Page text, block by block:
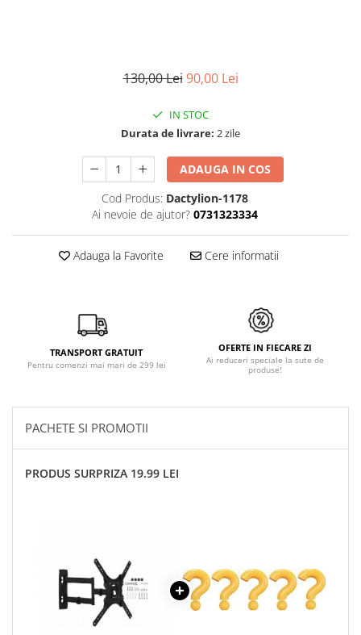
130,00 Lei 90,00 Lei
IN STOC
Durata de livrare: 2 zile
ADAUGA IN COS
Cod Produs: Dactylion-1178
Ai nevoie de ajutor? 0731323334
Adauga la Favorite Cere informatii
TRANSPORT GRATUIT
Pentru comenzi mai mari de 299 lei
OFERTE IN FIECARE ZI
Ai reduceri speciale la sute de
produse!
PACHETE SI PROMOTII
PRODUS SURPRIZA 19.99 LEI